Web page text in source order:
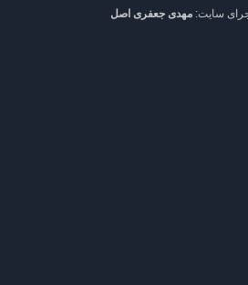
سایت: مهدی جعفری اصل